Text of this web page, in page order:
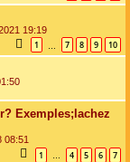
19:19
1 7 8 9 10
Exemples;lachez
08:51
1 … 4 5 6 7